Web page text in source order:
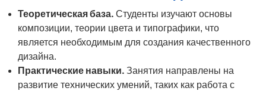
Теоретическая база. Студенты изучают основы
композиции, теории цвета и типографики, что
является необходимым для создания качественного
дизайна.
Практические навыки. Занятия направлены на
развитие технических умений, таких как работа с